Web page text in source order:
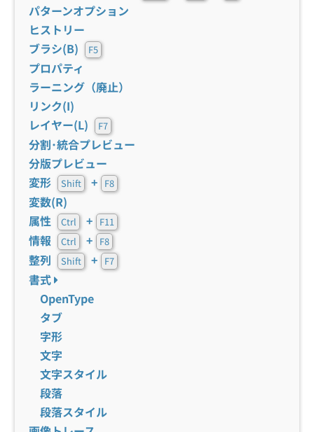
パターンオプション
ヒストリー
ブラシ(B)
F5
プロパティ
ラーニング（廃止）
リンク(I)
レイヤー(L)
F7
分割･統合プレビュー
分版プレビュー
変形
Shift + F8
変数(R)
属性
Ctrl + F11
情報 Ctrl + F8
整列 Shift + F7
書式
OpenType
タブ
字形
文字
文字スタイル
段落
段落スタイル